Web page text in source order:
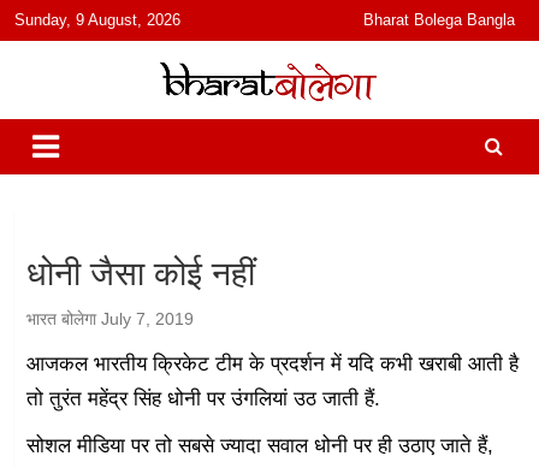
content
Sunday, 9 August, 2026 Bharat Bolega Bangla
भारत बोलेगा
हिंदी में समाचार, विचार, ऑडियो, वीडियो और फ़ीचर. भारत बोलेगा हिंदी न्यूज़ वेबसाइट
India: News, Views, Info, Trends & Podcast I जानकारी भी समझदारी भी
और पॉडकास्ट
धोनी जैसा कोई नहीं
भारत बोलेगा July 7, 2019
आजकल भारतीय क्रिकेट टीम के प्रदर्शन में यदि कभी खराबी आती है
तो तुरंत महेंद्र सिंह धोनी पर उंगलियां उठ जाती हैं.
सोशल मीडिया पर तो सबसे ज्यादा सवाल धोनी पर ही उठाए जाते हैं,